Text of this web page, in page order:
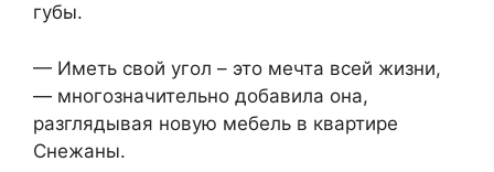
губы.
— Иметь свой угол – это мечта всей жизни,
— многозначительно добавила она,
разглядывая новую мебель в квартире
Снежаны.